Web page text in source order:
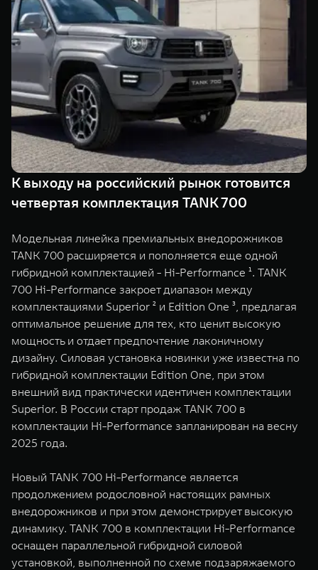
TANK 500
Веди за собой
от 6 499 000 ₽
TANK 700
Сила
от 10 199
WEY 07
Расширяя границы комфорта
от 6 149 000 ₽
WEY 05
Эстетика
от 5 699
WEY 80
Масштаб возможностей
от 6 449 000 ₽
WEY 80
Масштаб
TANK Финансы
Корпоративным клиентам
TANK ФИНАНСЫ
TANK Кредит
TANK Лизинг
TANK Страхование
Сервис
Специальные предложения
Моторные масла
ЦИФРОВЫЕ СЕРВИСЫ TANK
Цифровые сервисы TANK
Подписки
К выходу на российский рынок готовится
четвертая комплектация TANK 700
Модельная линейка премиальных внедорожников
TANK 700 расширяется и пополняется еще одной
гибридной комплектацией - Hi-Performance ¹. TANK
700 Hi-Performance закроет диапазон между
комплектациями Superior ² и Edition One ³, предлагая
оптимальное решение для тех, кто ценит высокую
мощность и отдает предпочтение лаконичному
дизайну. Силовая установка новинки уже известна по
гибридной комплектации Edition One, при этом
внешний вид практически идентичен комплектации
Superior. В России старт продаж TANK 700 в
комплектации Hi-Performance запланирован на весну
2025 года.
Новый TANK 700 Hi-Performance является
продолжением родословной настоящих рамных
внедорожников и при этом демонстрирует высокую
динамику. TANK 700 в комплектации Hi-Performance
оснащен параллельной гибридной силовой
установкой, выполненной по схеме подзаряжаемого